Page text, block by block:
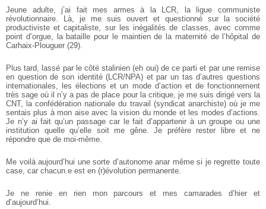
Jeune adulte, j’ai fait mes armes à la LCR, la ligue communiste
révolutionnaire. Là, je me suis ouvert et questionné sur la société
productiviste et capitaliste, sur les inégalités de classes, avec comme
point d’orgue, la bataille pour le maintien de la maternité de l’hôpital de
Carhaix-Plouguer (29).
Plus tard, lassé par le côté stalinien (eh oui) de ce parti et par une remise
en question de son identité (LCR/NPA) et par un tas d’autres questions
internationales, les élections et un mode d’action et de fonctionnement
très sage où il n’y a pas de place pour la critique, je me suis dirigé vers la
CNT, la confédération nationale du travail (syndicat anarchiste) où je me
sentais plus à mon aise avec la vision du monde et les modes d’actions.
Je n’y ai fait qu’un passage car le fait d’appartenir à un groupe ou une
institution quelle qu’elle soit me gêne. Je préfère rester libre et ne
répondre que de moi-même.
Me voilà aujourd’hui une sorte d’autonome anar même si je regrette toute
case, car chacun.e est en (r)évolution permanente.
Je ne renie en rien mon parcours et mes camarades d’hier et
d’aujourd’hui.